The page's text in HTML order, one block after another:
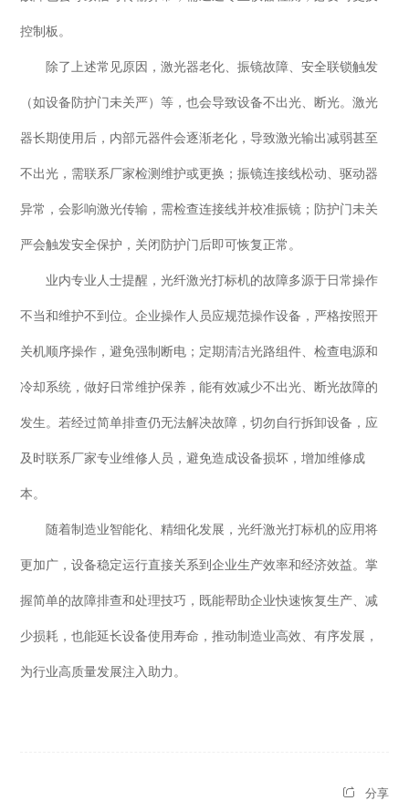
控制板。
除了上述常见原因，激光器老化、振镜故障、安全联锁触发
（如设备防护门未关严）等，也会导致设备不出光、断光。激光
器长期使用后，内部元器件会逐渐老化，导致激光输出减弱甚至
不出光，需联系厂家检测维护或更换；振镜连接线松动、驱动器
异常，会影响激光传输，需检查连接线并校准振镜；防护门未关
严会触发安全保护，关闭防护门后即可恢复正常。
业内专业人士提醒，光纤激光打标机的故障多源于日常操作
不当和维护不到位。企业操作人员应规范操作设备，严格按照开
关机顺序操作，避免强制断电；定期清洁光路组件、检查电源和
冷却系统，做好日常维护保养，能有效减少不出光、断光故障的
发生。若经过简单排查仍无法解决故障，切勿自行拆卸设备，应
及时联系厂家专业维修人员，避免造成设备损坏，增加维修成
本。
随着制造业智能化、精细化发展，光纤激光打标机的应用将
更加广，设备稳定运行直接关系到企业生产效率和经济效益。掌
握简单的故障排查和处理技巧，既能帮助企业快速恢复生产、减
少损耗，也能延长设备使用寿命，推动制造业高效、有序发展，
为行业高质量发展注入助力。
分享